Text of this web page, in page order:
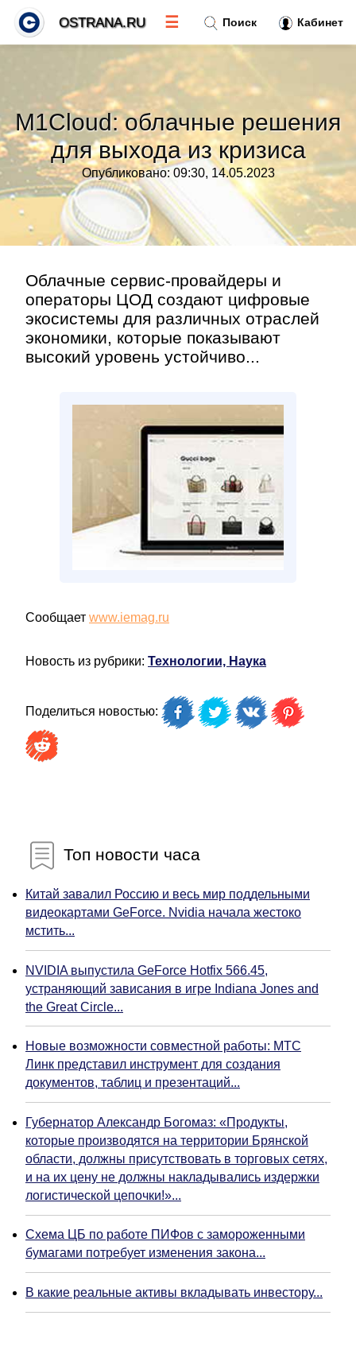
M1Cloud: облачные решения
для выхода из кризиса
Опубликовано: 09:30, 14.05.2023
Облачные сервис-провайдеры и
операторы ЦОД создают цифровые
экосистемы для различных отраслей
экономики, которые показывают
высокий уровень устойчиво...
Сообщает www.iemag.ru
Новость из рубрики: Технологии, Наука
Поделиться новостью:
Топ новости часа
Китай завалил Россию и весь мир поддельными
видеокартами GeForce. Nvidia начала жестоко
мстить...
NVIDIA выпустила GeForce Hotfix 566.45,
устраняющий зависания в игре Indiana Jones and
the Great Circle...
Новые возможности совместной работы: МТС
Линк представил инструмент для создания
документов, таблиц и презентаций...
Губернатор Александр Богомаз: «Продукты,
которые производятся на территории Брянской
области, должны присутствовать в торговых сетях,
и на их цену не должны накладывались издержки
логистической цепочки!»...
Схема ЦБ по работе ПИФов с замороженными
бумагами потребует изменения закона...
В какие реальные активы вкладывать инвестору...
Поиск Кабинет
OSTRANA.RU ☰
Тренды новостей»
Рубрики»
Правила»
Контакт»